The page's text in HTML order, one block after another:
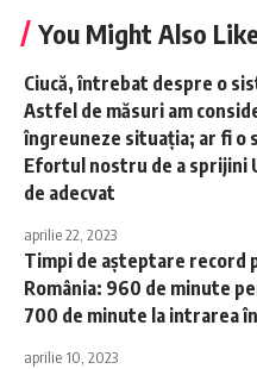
You Might Also
Ciucă, întrebat despre o
Astfel de măsuri am
îngreuneze situaţia; ar fi o
Efortul nostru de a sprijini
de adecvat
aprilie 22, 2023
Timpi de aşteptare record
România: 960 de minute
700 de minute la intrarea în
aprilie 10, 2023